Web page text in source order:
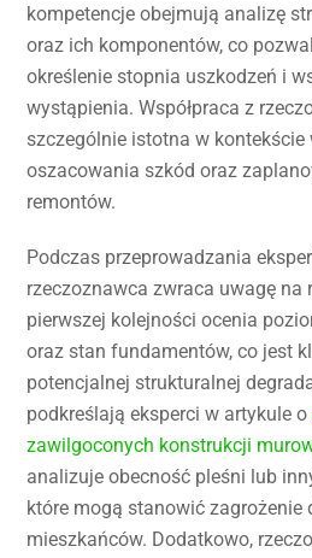
kompetencje obejmują analizę
oraz ich komponentów, co
określenie stopnia uszkodzeń i
wystąpienia. Współpraca z
szczególnie istotna w kontekście
oszacowania szkód oraz
remontów.
Podczas przeprowadzania
rzeczoznawca zwraca uwagę na
pierwszej kolejności ocenia
oraz stan fundamentów, co jest
potencjalnej strukturalnej
podkreślają eksperci w artykule o
zawilgoconych konstrukcji
analizuje obecność pleśni lub
które mogą stanowić zagrożenie
mieszkańców. Dodatkowo,